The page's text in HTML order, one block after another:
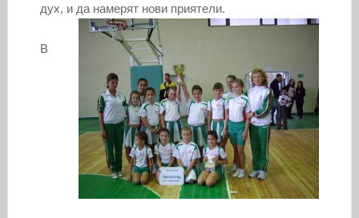
дух, и да намерят нови приятели.
В